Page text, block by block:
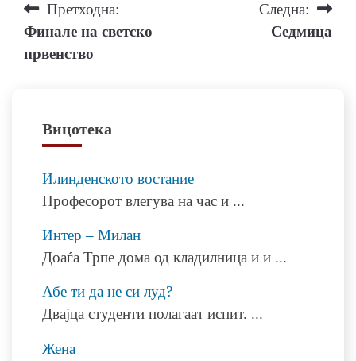
Навигација
на
Претходна:
Финале на светско
првенство
Следна:
Седмица
Вицотека
Илинденското востание
Професорот влегува на час и ...
Интер – Милан
Доаѓа Трпе дома од кладилница и и ...
Абе ти да не си луд?
Двајца студенти полагаат испит. ...
Жена